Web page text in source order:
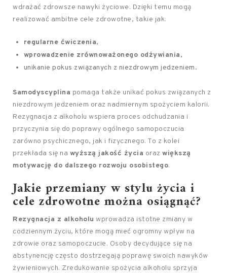
wdrażać zdrowsze nawyki życiowe. Dzięki temu mogą
realizować ambitne cele zdrowotne, takie jak:
regularne ćwiczenia,
wprowadzenie zrównoważonego odżywiania,
unikanie pokus związanych z niezdrowym jedzeniem.
Samodyscyplina pomaga także unikać pokus związanych z
niezdrowym jedzeniem oraz nadmiernym spożyciem kalorii.
Rezygnacja z alkoholu wspiera proces odchudzania i
przyczynia się do poprawy ogólnego samopoczucia
zarówno psychicznego, jak i fizycznego. To z kolei
przekłada się na wyższą jakość życia oraz większą
motywację do dalszego rozwoju osobistego.
Jakie przemiany w stylu życia i
cele zdrowotne można osiągnąć?
Rezygnacja z alkoholu wprowadza istotne zmiany w
codziennym życiu, które mogą mieć ogromny wpływ na
zdrowie oraz samopoczucie. Osoby decydujące się na
abstynencję często dostrzegają poprawę swoich nawyków
żywieniowych. Zredukowanie spożycia alkoholu sprzyja